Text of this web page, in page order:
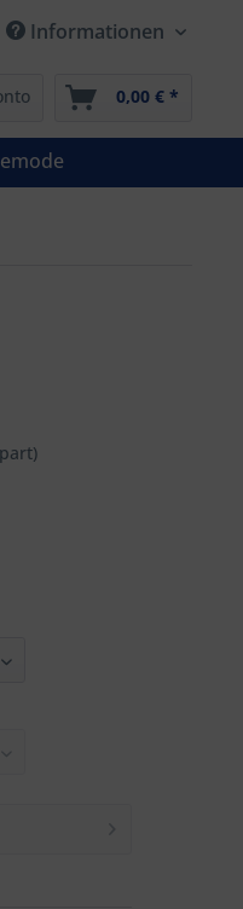
Informationen
0,00 € *